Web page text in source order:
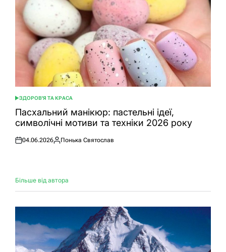
ОПУБЛІКУВАТИ
У
ЗДОРОВ'Я ТА КРАСА
Пасхальний манікюр: пастельні ідеї,
символічні мотиви та техніки 2026 року
Оприлюднено
04.06.2026
Опубліковано
Понька Святослав
Більше від автора